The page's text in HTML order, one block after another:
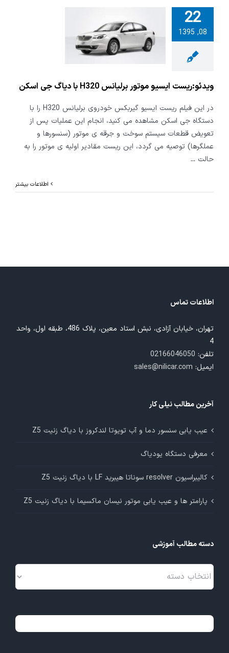
22
08, 1395
ایسیو
موتور برلیانس H320
جی اسکن
ویدئو:ریست ایسیو موتور برلیانس H320 با دیاگ جی اسکن
در این فیلم ریست ایسیو گیربکس خودروی برلیانس H320 را با
دستگاه جی اسکن مشاهده می کنید، انجام این عملیات پس از
تعویض قطعات سیستم سوخت و جرقه ی موتور (سنسورها و
عملگرها) توصیه می گردد، این ریست مقادیر اولیه ی موتور را به
حالت ...
اطلاعات بیشتر
اطلاعات تماس
تهران، خیابان آزادی، نبش استاد معین، پلاک 486، طبقه اول، واحد
4
تلفن: 02166046050
ایمیل: sales@nilicar.com
آخرین مطالب نیلی کار
عیب یابی سنسور دما و آب تویوتا لندکروز با دیاگ زنیت Z5
معرفی دستگاه یودیاگ
کالیبراسیون resolver سوناتا هیبرید LF با دیاگ زنیت Z5
پارامتر ها و عیب یابی موتور نیسان ماکسیما با دیاگ زنیت Z5
دسته مطالب آموزشی
دسته